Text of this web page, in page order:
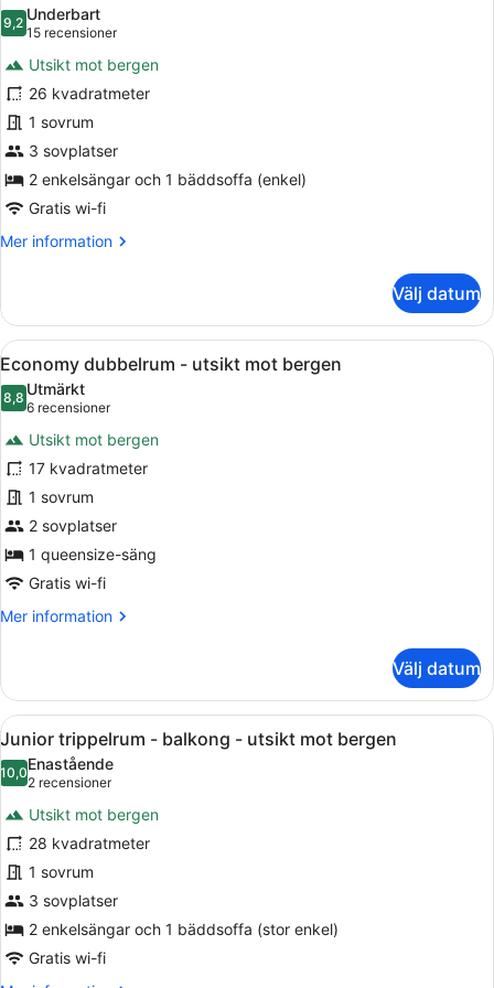
utsikt
bergen
foton
Deluxe
trippelrum
-
utsikt
mot
bergen
9,29,2 av 10
Underbart
15 recensioner
(15 recensioner)
Utsikt mot bergen
26 kvadratmeter
1 sovrum
3 sovplatser
2 enkelsängar och 1 bäddsoffa (enkel)
Gratis wi-fi
Mer information
Mer
trippelrum
utsikt
bergen
Välj datum
Öppna
alla
foton
Economy
dubbelrum
-
utsikt
mot
bergen
Ett sovrum med en säng, ett
8
Economy dubbelrum - utsikt mot bergen
8,88,8 av 10
Utmärkt
6 recensioner
(6 recensioner)
Utsikt mot bergen
17 kvadratmeter
1 sovrum
2 sovplatser
1 queensize-säng
Gratis wi-fi
Mer information
Mer
dubbelrum
utsikt
bergen
Välj datum
Öppna
alla
foton
Junior
trippelrum
-
balkong
-
utsikt
mot
Ett hotellrum med en säng, ett
5
Junior trippelrum - balkong - utsikt mot bergen
10,010,0 av 10
Enastående
2 recensioner
(2 recensioner)
Utsikt mot bergen
28 kvadratmeter
1 sovrum
3 sovplatser
2 enkelsängar och 1 bäddsoffa (stor enkel)
Gratis wi-fi